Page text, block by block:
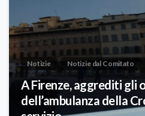
Notizie Notizie dal Comitato
A Firenze, aggrediti gli
dell’ambulanza della